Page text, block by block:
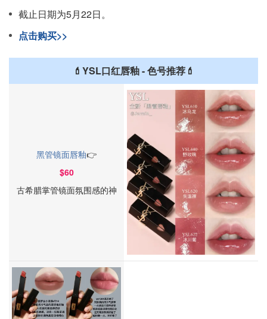
截止日期为5月22日。
点击购买>>
💄YSL口红唇釉 - 色号推荐💄
黑管镜面唇釉👉
$60
古希腊掌管镜面氛围感的神